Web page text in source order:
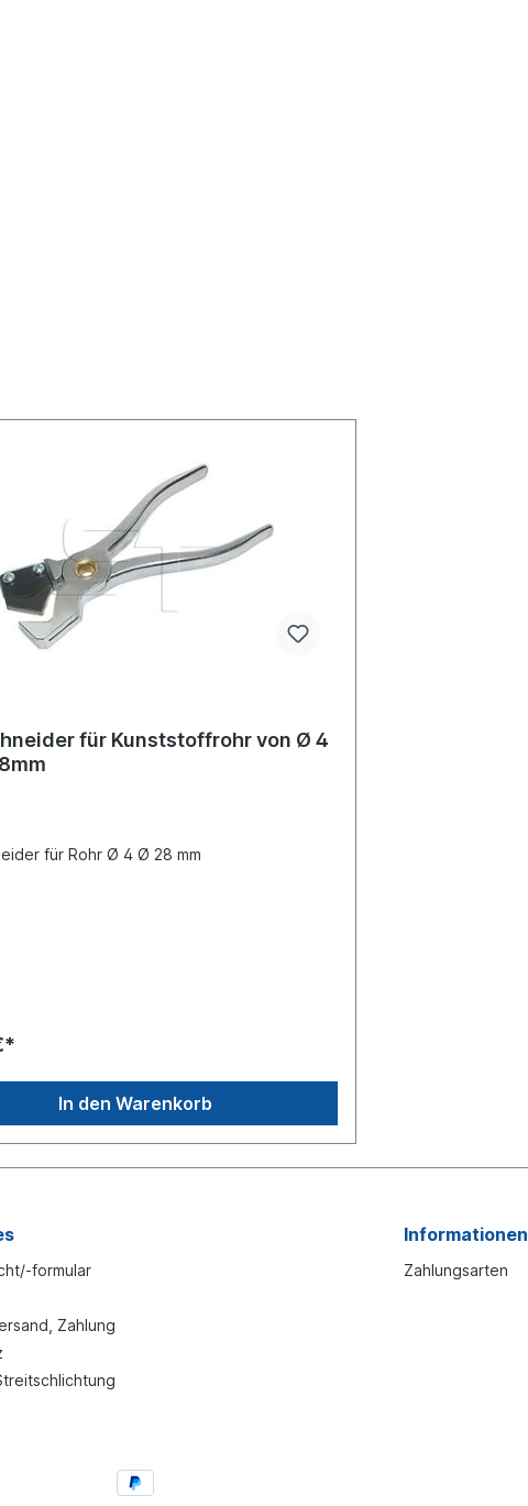
für Kunststoffrohr von Ø 4
Rohrschneider für Rohr Ø 4 Ø 28 mm
In den Warenkorb
formular
Zahlung
Informationen
Zahlungsarten